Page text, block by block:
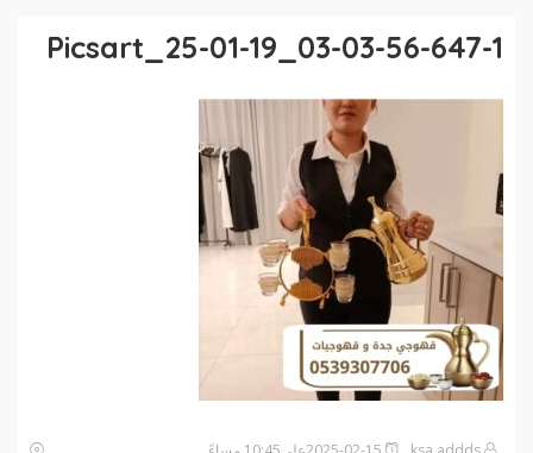
Picsart_25-01-19_03-03-56-647-1